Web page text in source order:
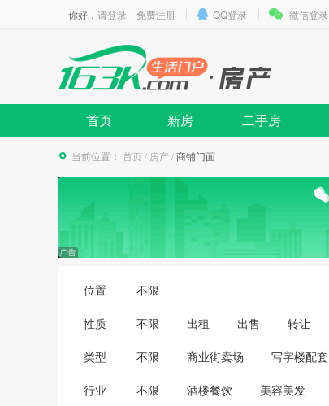
你好， 请登录 免费注册 QQ登录 微信登录
首页 新房 二手房
当前位置： 首页 / 房产/商铺门面
位置 不限
性质 不限 出租 出售 转让
类型 不限 商业街卖场 写字楼配套
行业 不限 酒楼餐饮 美容美发